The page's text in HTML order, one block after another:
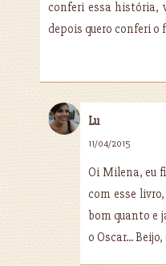
conferi essa história,
depois quero conferi o
Lu
11/04/2015
Oi Milena, eu
com esse
bom quanto e
o Oscar...